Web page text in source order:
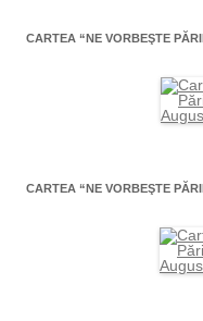
CARTEA “NE VORBEŞTE
CARTEA “NE VORBEŞTE